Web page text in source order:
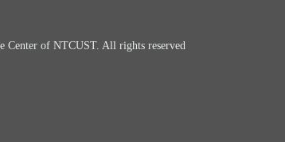
Center of NTCUST. All rights reserved